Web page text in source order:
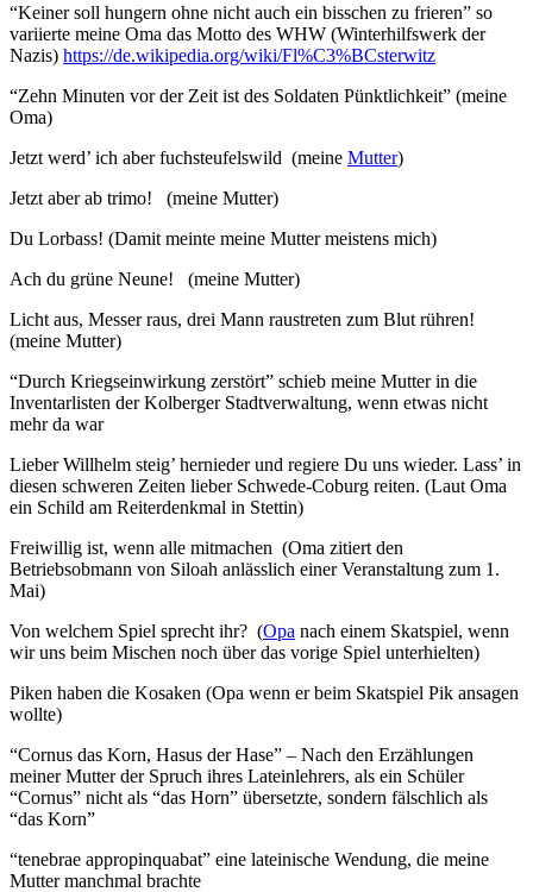
“Keiner soll hungern ohne nicht auch ein bisschen zu frieren” so
variierte meine Oma das Motto des WHW (Winterhilfswerk der
Nazis) https://de.wikipedia.org/wiki/Fl%C3%BCsterwitz
“Zehn Minuten vor der Zeit ist des Soldaten Pünktlichkeit” (meine
Oma)
Jetzt werd’ ich aber fuchsteufelswild (meine Mutter)
Jetzt aber ab trimo! (meine Mutter)
Du Lorbass! (Damit meinte meine Mutter meistens mich)
Ach du grüne Neune! (meine Mutter)
Licht aus, Messer raus, drei Mann raustreten zum Blut rühren!
(meine Mutter)
“Durch Kriegseinwirkung zerstört” schieb meine Mutter in die
Inventarlisten der Kolberger Stadtverwaltung, wenn etwas nicht
mehr da war
Lieber Willhelm steig’ hernieder und regiere Du uns wieder. Lass’ in
diesen schweren Zeiten lieber Schwede-Coburg reiten. (Laut Oma
ein Schild am Reiterdenkmal in Stettin)
Freiwillig ist, wenn alle mitmachen (Oma zitiert den
Betriebsobmann von Siloah anlässlich einer Veranstaltung zum 1.
Mai)
Von welchem Spiel sprecht ihr? (Opa nach einem Skatspiel, wenn
wir uns beim Mischen noch über das vorige Spiel unterhielten)
Piken haben die Kosaken (Opa wenn er beim Skatspiel Pik ansagen
wollte)
“Cornus das Korn, Hasus der Hase” – Nach den Erzählungen
meiner Mutter der Spruch ihres Lateinlehrers, als ein Schüler
“Cornus” nicht als “das Horn” übersetzte, sondern fälschlich als
“das Korn”
“tenebrae appropinquabat” eine lateinische Wendung, die meine
Mutter manchmal brachte